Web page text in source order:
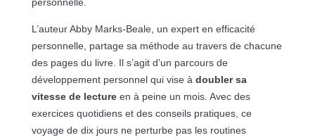
L’auteur Abby Marks-Beale, un expert en efficacité
personnelle, partage sa méthode au travers de chacune
des pages du livre. Il s’agit d’un parcours de
développement personnel qui vise à doubler sa
vitesse de lectureen à peine un mois. Avec des
exercices quotidiens et des conseils pratiques, ce
voyage de dix jours ne perturbe pas les routines